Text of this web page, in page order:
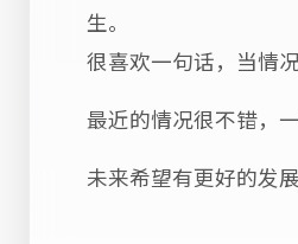
生。
很喜欢一句话，当情
最近的情况很不错，
未来希望有更好的发